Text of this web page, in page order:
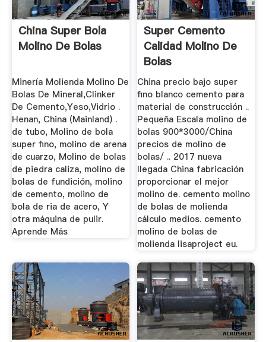
China Super Bola
Molino De Bolas
Minería Molienda Molino De
Bolas De Mineral,Clinker
De Cemento,Yeso,Vidrio .
Henan, China (Mainland) .
de tubo, Molino de bola
super fino, molino de arena
de cuarzo, Molino de bolas
de piedra caliza, molino de
bolas de fundición, molino
de cemento, molino de
bola de ria de acero, Y
otra máquina de pulir.
Aprende Más
Super Cemento
Calidad Molino De
Bolas
China precio bajo super
fino blanco cemento para
material de construcción ..
Pequeña Escala molino de
bolas 900*3000/China
precios de molino de
bolas/ .. 2017 nueva
llegada China fabricación
proporcionar el mejor
molino de. cemento molino
de bolas de molienda
cálculo medios. cemento
molino de bolas de
molienda lisaproject eu.